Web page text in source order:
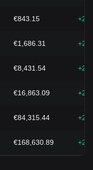
€843.15
€1,686.31
€8,431.54
€16,863.09
€84,315.44
€168,630.89